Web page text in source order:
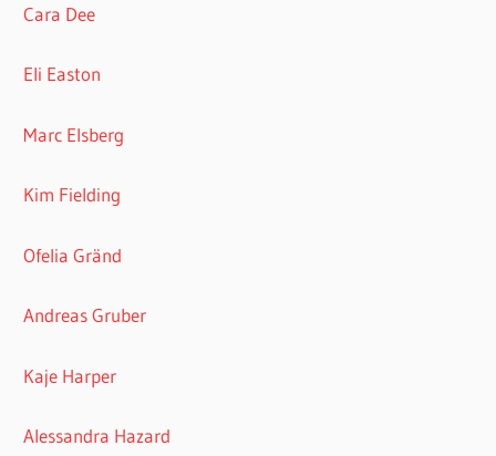
Cara Dee
Eli Easton
Marc Elsberg
Kim Fielding
Ofelia Gränd
Andreas Gruber
Kaje Harper
Alessandra Hazard